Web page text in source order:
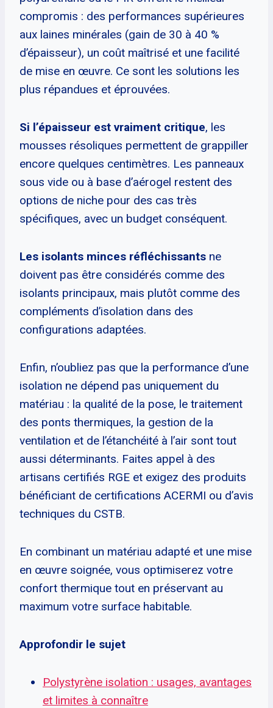
compromis : des performances supérieures
aux laines minérales (gain de 30 à 40 %
d’épaisseur), un coût maîtrisé et une facilité
de mise en œuvre. Ce sont les solutions les
plus répandues et éprouvées.
Si l’épaisseur est vraiment critique, les
mousses résoliques permettent de grappiller
encore quelques centimètres. Les panneaux
sous vide ou à base d’aérogel restent des
options de niche pour des cas très
spécifiques, avec un budget conséquent.
Les isolants minces réfléchissants ne
doivent pas être considérés comme des
isolants principaux, mais plutôt comme des
compléments d’isolation dans des
configurations adaptées.
Enfin, n’oubliez pas que la performance d’une
isolation ne dépend pas uniquement du
matériau : la qualité de la pose, le traitement
des ponts thermiques, la gestion de la
ventilation et de l’étanchéité à l’air sont tout
aussi déterminants. Faites appel à des
artisans certifiés RGE et exigez des produits
bénéficiant de certifications ACERMI ou d’avis
techniques du CSTB.
En combinant un matériau adapté et une mise
en œuvre soignée, vous optimiserez votre
confort thermique tout en préservant au
maximum votre surface habitable.
Approfondir le sujet
Polystyrène isolation : usages, avantages
et limites à connaître